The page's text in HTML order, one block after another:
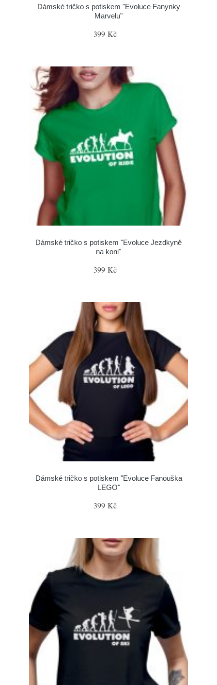
Dámské tričko s potiskem "Evoluce Fanynky
Marvelu"
399 Kč
Dámské tričko s potiskem "Evoluce Jezdkyně
na koni"
399 Kč
Dámské tričko s potiskem "Evoluce Fanouška
LEGO"
399 Kč